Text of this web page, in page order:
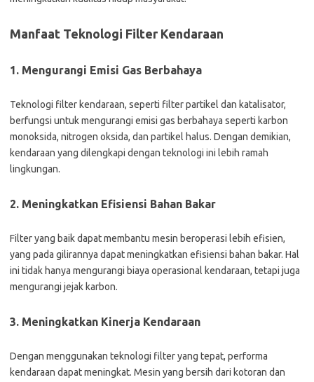
Manfaat Teknologi Filter Kendaraan
1. Mengurangi Emisi Gas Berbahaya
Teknologi filter kendaraan, seperti filter partikel dan katalisator,
berfungsi untuk mengurangi emisi gas berbahaya seperti karbon
monoksida, nitrogen oksida, dan partikel halus. Dengan demikian,
kendaraan yang dilengkapi dengan teknologi ini lebih ramah
lingkungan.
2. Meningkatkan Efisiensi Bahan Bakar
Filter yang baik dapat membantu mesin beroperasi lebih efisien,
yang pada gilirannya dapat meningkatkan efisiensi bahan bakar. Hal
ini tidak hanya mengurangi biaya operasional kendaraan, tetapi juga
mengurangi jejak karbon.
3. Meningkatkan Kinerja Kendaraan
Dengan menggunakan teknologi filter yang tepat, performa
kendaraan dapat meningkat. Mesin yang bersih dari kotoran dan